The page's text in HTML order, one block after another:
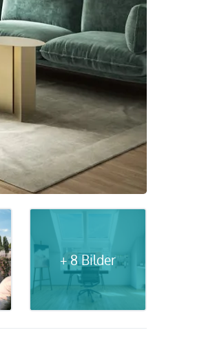
+ 8 Bilder